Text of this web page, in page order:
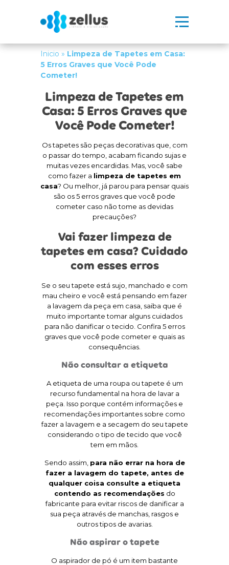
Inicio » Limpeza de Tapetes em Casa:
5 Erros Graves que Você Pode
Cometer!
Limpeza de Tapetes em
Casa: 5 Erros Graves que
Você Pode Cometer!
Os tapetes são peças decorativas que, com
o passar do tempo, acabam ficando sujas e
muitas vezes encardidas. Mas, você sabe
como fazer a limpeza de tapetes em
casa? Ou melhor, já parou para pensar quais
são os 5 erros graves que você pode
cometer caso não tome as devidas
precauções?
Vai fazer limpeza de
tapetes em casa? Cuidado
com esses erros
Se o seu tapete está sujo, manchado e com
mau cheiro e você está pensando em fazer
a lavagem da peça em casa, saiba que é
muito importante tomar alguns cuidados
para não danificar o tecido. Confira 5 erros
graves que você pode cometer e quais as
consequências.
Não consultar a etiqueta
A etiqueta de uma roupa ou tapete é um
recurso fundamental na hora de lavar a
peça. Isso porque contém informações e
recomendações importantes sobre como
fazer a lavagem e a secagem do seu tapete
considerando o tipo de tecido que você
tem em mãos.
Sendo assim, para não errar na hora de
fazer a lavagem do tapete, antes de
qualquer coisa consulte a etiqueta
contendo as recomendações do
fabricante para evitar riscos de danificar a
sua peça através de manchas, rasgos e
outros tipos de avarias.
Não aspirar o tapete
O aspirador de pó é um item bastante